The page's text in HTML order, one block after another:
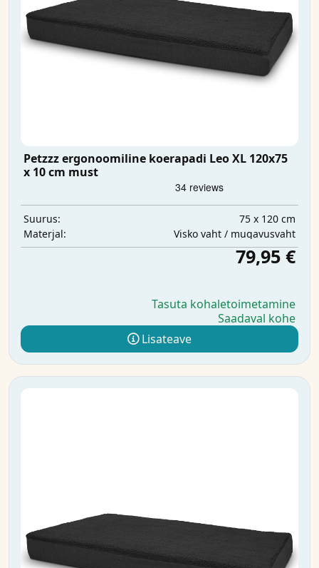
Petzzz ergonoomiline koerapadi Leo XL 120x75
x 10 cm must
Suurus:
75 x 120 cm
Materjal:
Visko vaht / mugavusvaht
79,95 €
Tasuta kohaletoimetamine
Saadaval kohe
Lisateave